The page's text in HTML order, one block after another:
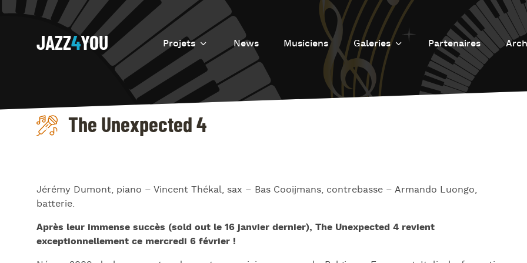
JAZZ4YOU Projets
Introduction
Resurrection
Eretz
News Musiciens Galeries
Galerie photos
Galerie Vidéos
Partenaires
The Unexpected 4
Jérémy Dumont, piano – Vincent Thékal, sax – Bas Cooijmans, contrebasse – Armando Luongo,
batterie.
Après leur immense succès (sold out le 16 janvier dernier), The Unexpected 4 revient
exceptionnellement ce mercredi 6 février !